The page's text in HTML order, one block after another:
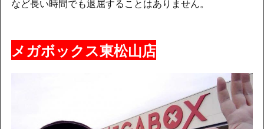
など長い時間でも退屈することはありません。
メガボックス東松山店